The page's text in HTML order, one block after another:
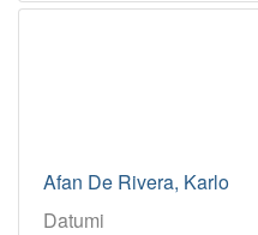
Afan De Rivera, Karlo
Datumi